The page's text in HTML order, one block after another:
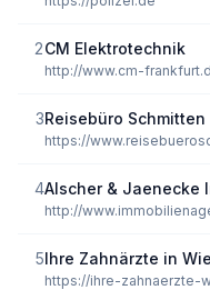
2CM Elektrotechnik
http://www.cm-
3Reisebüro Schmitten
https://
4Alscher & Jaenecke
http://
5
https://ihre-zahnaerzte-